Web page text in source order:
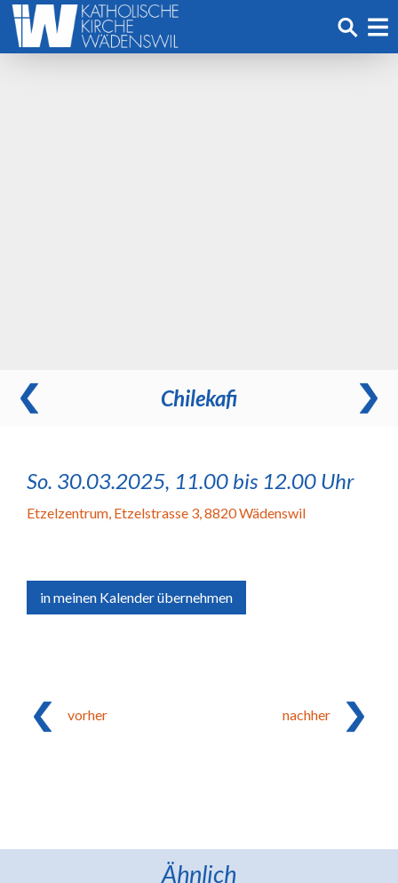
Chilekafi
So. 30.03.2025, 11.00 bis 12.00 Uhr
Etzelzentrum, Etzelstrasse 3, 8820 Wädenswil
in meinen Kalender übernehmen
vorher nachher
Ähnlich